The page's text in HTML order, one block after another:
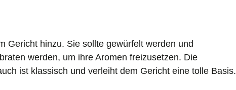
Gericht hinzu. Sie sollte gewürfelt werden und
werden, um ihre Aromen freizusetzen. Die
ist klassisch und verleiht dem Gericht eine tolle Basis.